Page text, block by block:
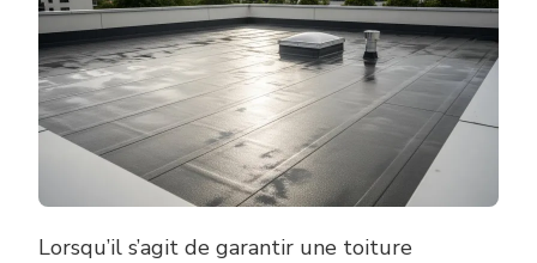
Lorsqu’il s’agit de garantir une toiture